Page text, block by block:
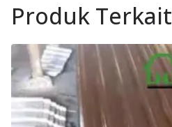
Produk Terkait